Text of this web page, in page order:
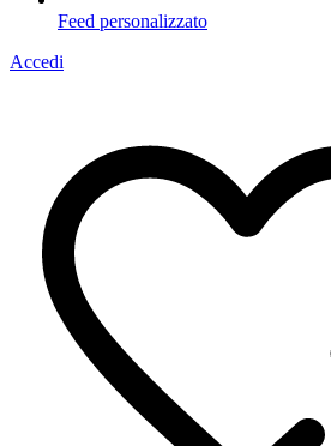
Feed personalizzato
Accedi